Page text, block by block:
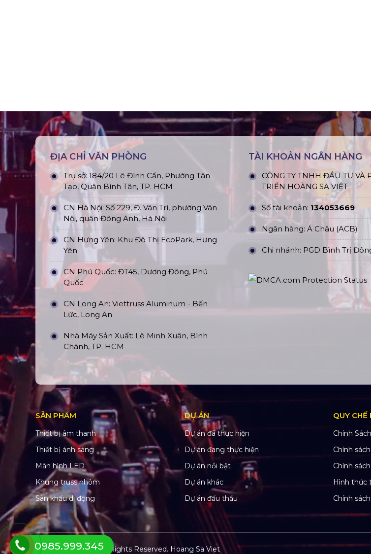
ĐỊA CHỈ VĂN PHÒNG
Trụ sở: 184/20 Lê Đình Cẩn, Phường Tân
Tạo, Quận Bình Tân, TP. HCM
CN Hà Nội: Số 229, Đ. Vân Trì, phường Vân
Nội, quận Đông Anh, Hà Nội
CN Hưng Yên: Khu Đô Thị EcoPark, Hưng
Yên
CN Phú Quốc: ĐT45, Dương Đông, Phú
Quốc
CN Long An: Viettruss Aluminum - Bến
Lức, Long An
Nhà Máy Sản Xuất: Lê Minh Xuân, Bình
Chánh, TP. HCM
TÀI KHOẢN NGÂN HÀNG
CÔNG TY TNHH ĐẦU TƯ VÀ
TRIỂN HOÀNG SA VIỆT
Số tài khoản: 134053669
Ngân hàng: Á Châu (ACB)
Chi nhánh: PGD Bình Trị
SẢN PHẨM
Thiết bị âm thanh
Thiết bị ánh sáng
Màn hình LED
Khung truss nhôm
Sân khấu di động
DỰ ÁN
Dự án đã thực hiện
Dự án đang thực hiện
Dự án nổi bật
Dự án khác
Dự án đấu thầu
QUY
Chính
Chính
Chính
Hình thức
Chính
© Copyright 2022. All Rights Reserved. Hoang Sa Viet
0985.999.345